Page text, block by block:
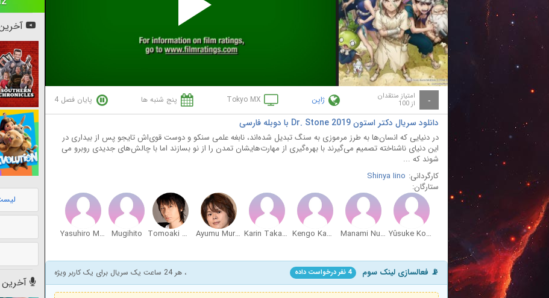
Play
Video
- امتیاز منتقدان
از 100 ژاپن Tokyo MX پنج شنبه ها پایان فصل 4
دانلود سریال دکتر استون Dr. Stone 2019 با دوبله فارسی
در دنیایی که انسان‌ها به طرز مرموزی به سنگ تبدیل شده‌اند، نابغه علمی سنکو و دوست قوی‌اش تایجو پس از بیداری در
این دنیای ناشناخته تصمیم می‌گیرند با بهره‌گیری از مهارت‌هایشان تمدن را از نو بسازند اما با چالش‌های جدیدی روبرو می
شوند که ...
کارگردانی: Shinya Iino
ستارگان:
Yûsuke Kobayashi
Manami Numakura
Kengo Kawanishi
Karin Takahashi
Ayumu Murase
Tomoaki Maeno
Mugihito
Yasuhiro Mamiya
📡 فعالسازی لینک سوم 4 نفر درخواست داده ، هر 24 ساعت یک سریال برای یک کاربر ویژه